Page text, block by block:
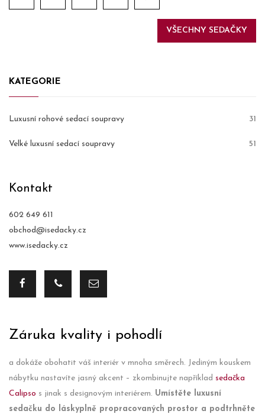
VŠECHNY SEDAČKY
KATEGORIE
Luxusní rohové sedací soupravy 31
Velké luxusní sedací soupravy 51
Kontakt
602 649 611
obchod@isedacky.cz
www.isedacky.cz
Záruka kvality i pohodlí
a dokáže obohatit váš interiér v mnoha směrech. Jediným kouskem
nábytku nastavíte jasný akcent – zkombinujte například sedačka
Calipso s jinak s designovým interiérem. Umístěte luxusní
sedačku do láskyplně propracovaných prostor a podtrhněte